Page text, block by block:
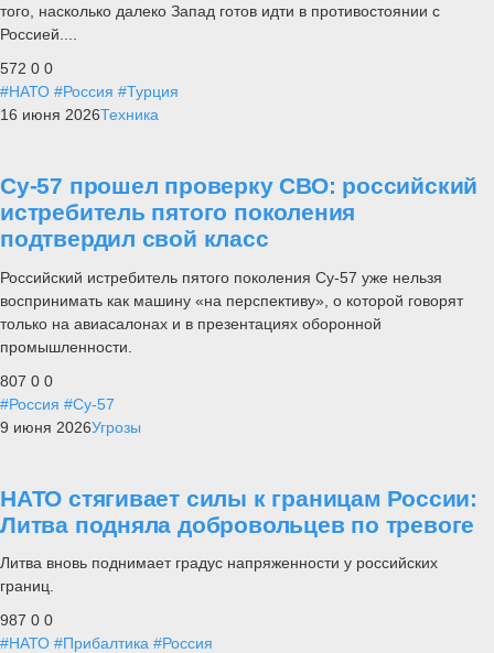
того, насколько далеко Запад готов идти в противостоянии с
Россией....
572 0 0
#НАТО #Россия #Турция
16 июня 2026Техника
Су-57 прошел проверку СВО: российский
истребитель пятого поколения
подтвердил свой класс
Российский истребитель пятого поколения Су-57 уже нельзя
воспринимать как машину «на перспективу», о которой говорят
только на авиасалонах и в презентациях оборонной
промышленности.
807 0 0
#Россия #Су-57
9 июня 2026Угрозы
НАТО стягивает силы к границам России:
Литва подняла добровольцев по тревоге
Литва вновь поднимает градус напряженности у российских
границ.
987 0 0
#НАТО #Прибалтика #Россия